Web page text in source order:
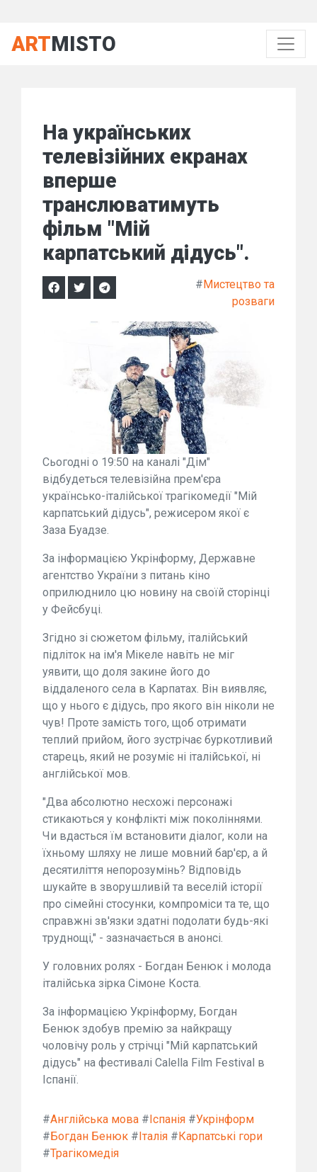
ARTMISTO
На українських
телевізійних екранах
вперше
транслюватимуть
фільм "Мій
карпатський дідусь".
#Мистецтво та
розваги
Сьогодні о 19:50 на каналі "Дім"
відбудеться телевізійна прем'єра
українсько-італійської трагікомедії "Мій
карпатський дідусь", режисером якої є
Заза Буадзе.
За інформацією Укрінформу, Державне
агентство України з питань кіно
оприлюднило цю новину на своїй сторінці
у Фейсбуці.
Згідно зі сюжетом фільму, італійський
підліток на ім'я Мікеле навіть не міг
уявити, що доля закине його до
віддаленого села в Карпатах. Він виявляє,
що у нього є дідусь, про якого він ніколи не
чув! Проте замість того, щоб отримати
теплий прийом, його зустрічає буркотливий
старець, який не розуміє ні італійської, ні
англійської мов.
"Два абсолютно несхожі персонажі
стикаються у конфлікті між поколіннями.
Чи вдасться їм встановити діалог, коли на
їхньому шляху не лише мовний бар'єр, а й
десятиліття непорозумінь? Відповідь
шукайте в зворушливій та веселій історії
про сімейні стосунки, компроміси та те, що
справжні зв'язки здатні подолати будь-які
труднощі," - зазначається в анонсі.
У головних ролях - Богдан Бенюк і молода
італійська зірка Сімоне Коста.
За інформацією Укрінформу, Богдан
Бенюк здобув премію за найкращу
чоловічу роль у стрічці "Мій карпатський
дідусь" на фестивалі Calella Film Festival в
Іспанії.
#Англійська мова # Іспанія #Укрінформ
# Богдан Бенюк # Італія # Карпатські гори
#Трагікомедія